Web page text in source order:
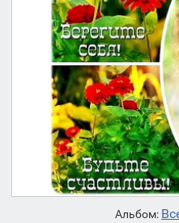
Альбом: